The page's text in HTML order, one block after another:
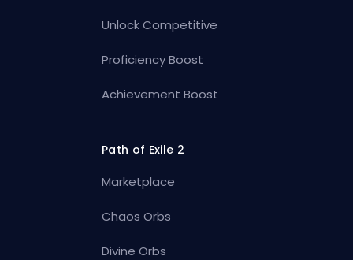
Unlock Competitive
Proficiency Boost
Achievement Boost
Path of Exile 2
Marketplace
Chaos Orbs
Divine Orbs